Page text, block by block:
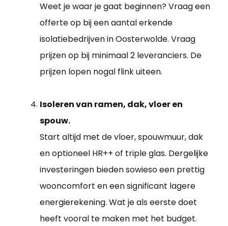
Weet je waar je gaat beginnen? Vraag een
offerte op bij een aantal erkende
isolatiebedrijven in Oosterwolde. Vraag
prijzen op bij minimaal 2 leveranciers. De
prijzen lopen nogal flink uiteen.
Isoleren van ramen, dak, vloer en
spouw.
Start altijd met de vloer, spouwmuur, dak
en optioneel HR++ of triple glas. Dergelijke
investeringen bieden sowieso een prettig
wooncomfort en een significant lagere
energierekening. Wat je als eerste doet
heeft vooral te maken met het budget.